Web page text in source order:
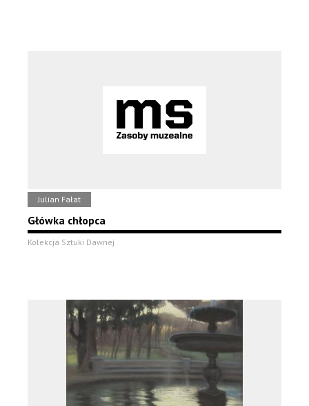
Julian Fałat
Główka chłopca
Kolekcja Sztuki Dawnej